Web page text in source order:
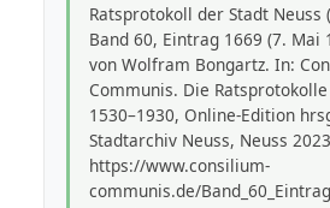
Ratsprotokoll der Stadt Neuss
Band 60, Eintrag 1669 (7. Mai
von Wolfram Bongartz. In:
Communis. Die
1530–1930, Online-Edition
Stadtarchiv Neuss, Neuss
https://www.consilium-
communis.de/